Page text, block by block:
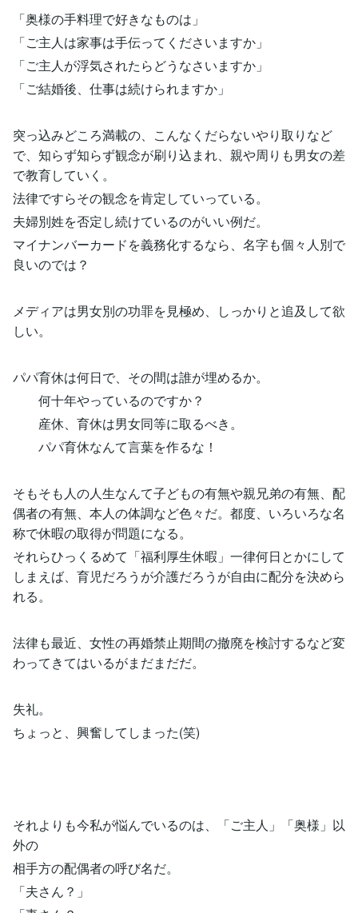
「奥様の手料理で好きなものは」
「ご主人は家事は手伝ってくださいますか」
「ご主人が浮気されたらどうなさいますか」
「ご結婚後、仕事は続けられますか」
突っ込みどころ満載の、こんなくだらないやり取りなど
で、知らず知らず観念が刷り込まれ、親や周りも男女の差
で教育していく。
法律ですらその観念を肯定していっている。
夫婦別姓を否定し続けているのがいい例だ。
マイナンバーカードを義務化するなら、名字も個々人別で
良いのでは？
メディアは男女別の功罪を見極め、しっかりと追及して欲
しい。
パパ育休は何日で、その間は誰が埋めるか。
何十年やっているのですか？
産休、育休は男女同等に取るべき。
パパ育休なんて言葉を作るな！
そもそも人の人生なんて子どもの有無や親兄弟の有無、配
偶者の有無、本人の体調など色々だ。都度、いろいろな名
称で休暇の取得が問題になる。
それらひっくるめて「福利厚生休暇」一律何日とかにして
しまえば、育児だろうが介護だろうが自由に配分を決めら
れる。
法律も最近、女性の再婚禁止期間の撤廃を検討するなど変
わってきてはいるがまだまだだ。
失礼。
ちょっと、興奮してしまった(笑)
それよりも今私が悩んでいるのは、「ご主人」「奥様」以
外の
相手方の配偶者の呼び名だ。
「夫さん？」